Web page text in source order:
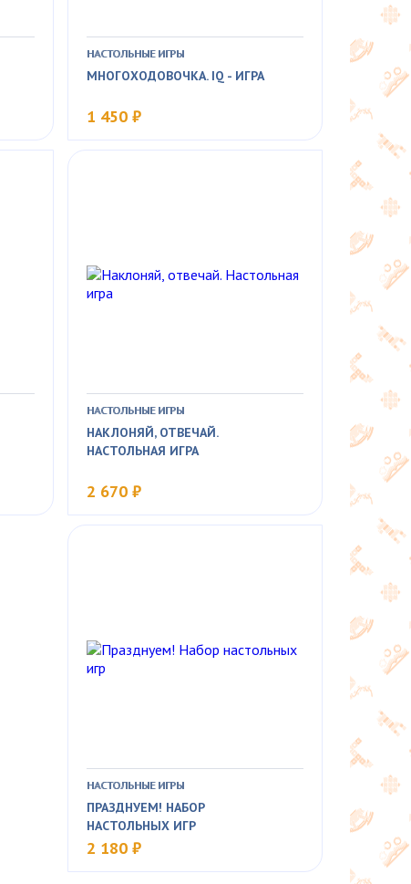
НАСТОЛЬНЫЕ ИГРЫ
МНОГОХОДОВОЧКА. IQ - ИГРА
1 450 ₽
НАСТОЛЬНЫЕ ИГРЫ
НАКЛОНЯЙ, ОТВЕЧАЙ.
НАСТОЛЬНАЯ ИГРА
2 670 ₽
НАСТОЛЬНЫЕ ИГРЫ
ПРАЗДНУЕМ! НАБОР
НАСТОЛЬНЫХ ИГР
2 180 ₽